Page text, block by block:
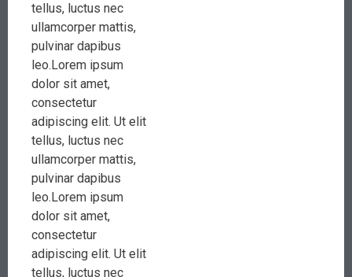
tellus, luctus nec
ullamcorper mattis,
pulvinar dapibus
leo.Lorem ipsum
dolor sit amet,
consectetur
adipiscing elit. Ut elit
tellus, luctus nec
ullamcorper mattis,
pulvinar dapibus
leo.Lorem ipsum
dolor sit amet,
consectetur
adipiscing elit. Ut elit
tellus, luctus nec